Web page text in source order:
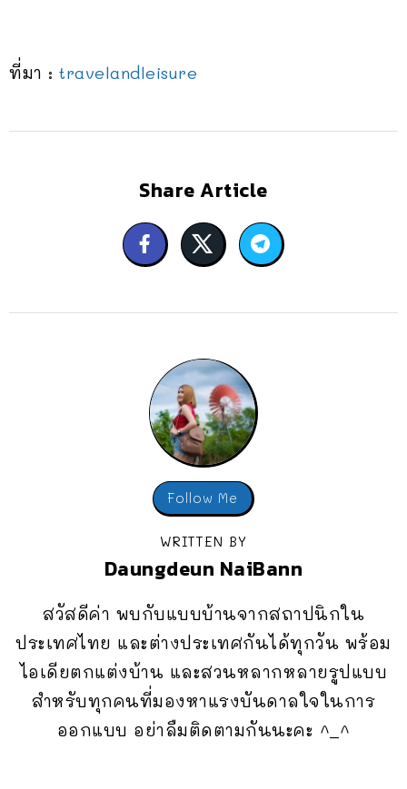
ที่มา : travelandleisure
Share Article
Follow Me
WRITTEN BY
Daungdeun NaiBann
สวัสดีค่า พบกับแบบบ้านจากสถาปนิกใน
ประเทศไทย และต่างประเทศกันได้ทุกวัน พร้อม
ไอเดียตกแต่งบ้าน และสวนหลากหลายรูปแบบ
สำหรับทุกคนที่มองหาแรงบันดาลใจในการ
ออกแบบ อย่าลืมติดตามกันนะคะ ^_^